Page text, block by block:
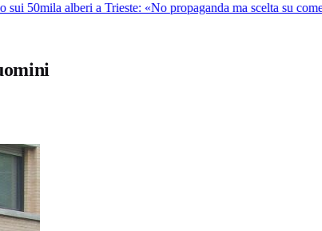
50mila alberi a Trieste: «No propaganda ma scelta su